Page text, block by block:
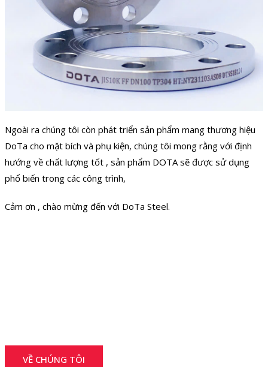
Ngoài ra chúng tôi còn phát triển sản phẩm mang thương hiệu
DoTa cho mặt bích và phụ kiện, chúng tôi mong rằng với định
hướng về chất lượng tốt , sản phẩm DOTA sẽ được sử dụng
phổ biến trong các công trình,
Cảm ơn , chào mừng đến với DoTa Steel.
VỀ CHÚNG TÔI